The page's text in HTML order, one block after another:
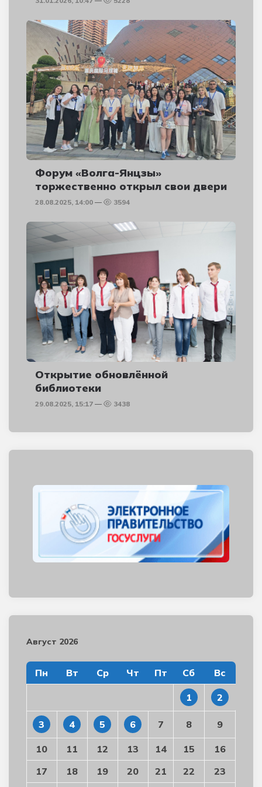
Форум «Волга-Янцзы»
торжественно открыл свои двери
28.08.2025, 14:00 3594
Открытие обновлённой
библиотеки
29.08.2025, 15:17 3438
Август 2026
Пн Вт Ср Чт Пт Сб Вс
1 2
3 4 5 6 7 8 9
10 11 12 13 14 15
16
17
18 19 20 21 22
23